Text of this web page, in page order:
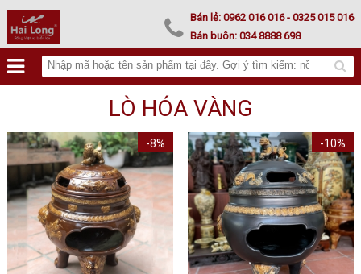
Lư hoá vàng Bán lẻ:0962 016 016 - 0325 015 016
Bán buôn:034 8888 698
LÒ HÓA VÀNG
-8% -10%